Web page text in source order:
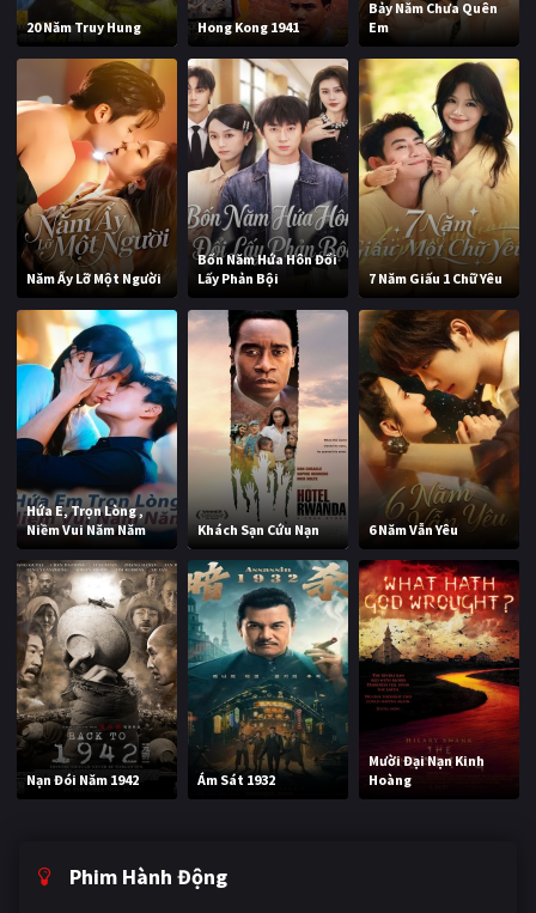
20 Năm Truy Hung Hong Kong 1941
Bảy Năm Chưa Quên
Em
Năm Ấy Lỡ Một Người
Bốn Năm Hứa Hôn Đổi
Lấy Phản Bội
7 Năm Giấu 1 Chữ Yêu
Hứa E, Trọn Lòng ,
Niềm Vui Năm Năm
Khách Sạn Cứu Nạn 6 Năm Vẫn Yêu
Nạn Đói Năm 1942 Ám Sát 1932
Mười Đại Nạn Kinh
Hoàng
Phim Hành Động